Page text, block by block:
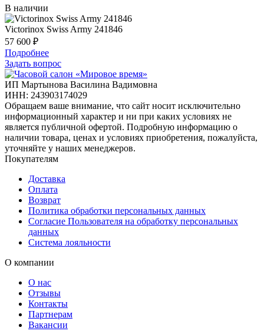
В наличии
Victorinox Swiss Army 241846
57 600 ₽
Подробнее
Задать вопрос
ИП Мартынова Василина Вадимовна
ИНН: 243903174029
Обращаем ваше внимание, что сайт носит исключительно
информационный характер и ни при каких условиях не
является публичной офертой. Подробную информацию о
наличии товара, ценах и условиях приобретения, пожалуйста,
уточняйте у наших менеджеров.
Покупателям
Доставка
Оплата
Возврат
Политика обработки персональных данных
Согласие Пользователя на обработку персональных
данных
Система лояльности
О компании
О нас
Отзывы
Контакты
Партнерам
Вакансии